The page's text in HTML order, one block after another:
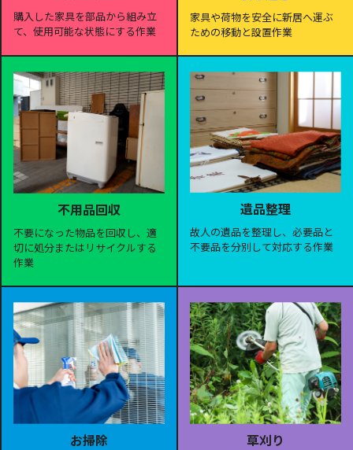
購入した家具を部品から組み立
て、使用可能な状態にする作業
家具や荷物を安全に新居へ運ぶ
ための移動と設置作業
不用品回収
不要になった物品を回収し、適
切に処分またはリサイクルする
作業
遺品整理
故人の遺品を整理し、必要品と
不要品を分別して対応する作業
お掃除 草刈り